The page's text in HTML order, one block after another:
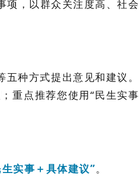
项，以群众关注度高、社会
种方式提出意见和建议。
重点推荐您使用“民生实事
生实事＋具体建议”。